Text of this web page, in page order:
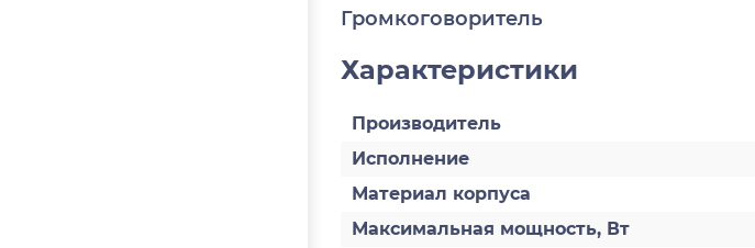
Громкоговоритель
Характеристики
Производитель
Исполнение
Материал корпуса
Максимальная мощность, Вт